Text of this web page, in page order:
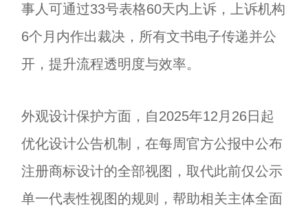
事人可通过33号表格60天内上诉，上诉机构
6个月内作出裁决，所有文书电子传递并公
开，提升流程透明度与效率。
外观设计保护方面，自2025年12月26日起
优化设计公告机制，在每周官方公报中公布
注册商标设计的全部视图，取代此前仅公示
单一代表性视图的规则，帮助相关主体全面